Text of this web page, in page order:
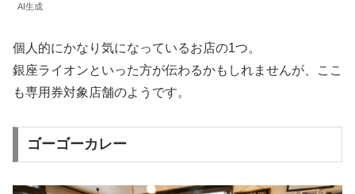
AI生成
個人的にかなり気になっているお店の1つ。
銀座ライオンといった方が伝わるかもしれませんが、ここ
も専用券対象店舗のようです。
ゴーゴーカレー